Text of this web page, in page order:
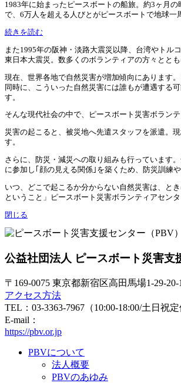
1983年に始まったピースボートの船旅。約3ヶ月
で、6万人を超える人びとがピースボートで地球一
続きを読む
また1995年の阪神・淡路大震災以降、台湾やトル
東日本大震災。数多くのボランティアの方々とと
現在、世界各地で自然災害が増加傾向にあります
同時に、こういった自然災害には誰もが遭遇する
す。
そんな現代社会の中で、ピースボート災害ボラン
災害の起こると、被災地へ先遣スタッフを派遣。
す。
さらに、防災・減災への取り組みも行っています
に参加し｢顔の見える関係｣を築くため、防災訓練
いつ、どこで起こるか分からない自然災害は、と
ということ」ピースボート災害ボランティアセン
閉じる
公益社団法人 ピースボート災害支
〒169-0075 東京都新宿区高田馬場1-29-20-
アクセス方法
TEL：03-3363-7967（10:00-18:00/土日祝定
E-mail：
https://pbv.or.jp
PBVについて
法人概要
PBVのあゆみ